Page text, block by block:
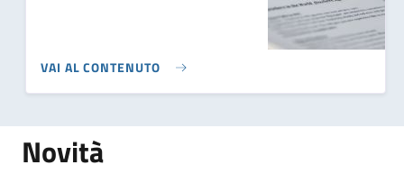
VAI AL CONTENUTO
Novità